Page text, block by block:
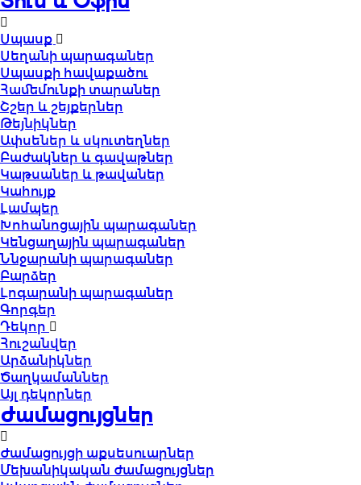
Սպասք
Սեղանի պարագաներ
Սպասքի հավաքածու
Համեմունքի տարաներ
Շշեր և շեյքերներ
Թեյնիկներ
Ափսեներ և սկուտեղներ
Բաժակներ և գավաթներ
Կաթսաներ և թավաներ
Կահույք
Լամպեր
Խոհանոցային պարագաներ
Կենցաղային պարագաներ
Ննջարանի պարագաներ
Բարձեր
Լոգարանի պարագաներ
Գորգեր
Դեկոր
Հուշանվեր
Արձանիկներ
Ծաղկամաններ
Այլ դեկորներ
Ժամացույցներ
Ժամացույցի աքսեսուարներ
Մեխանիկական ժամացույցներ